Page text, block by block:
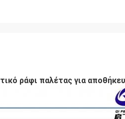
ράφι παλέτας για